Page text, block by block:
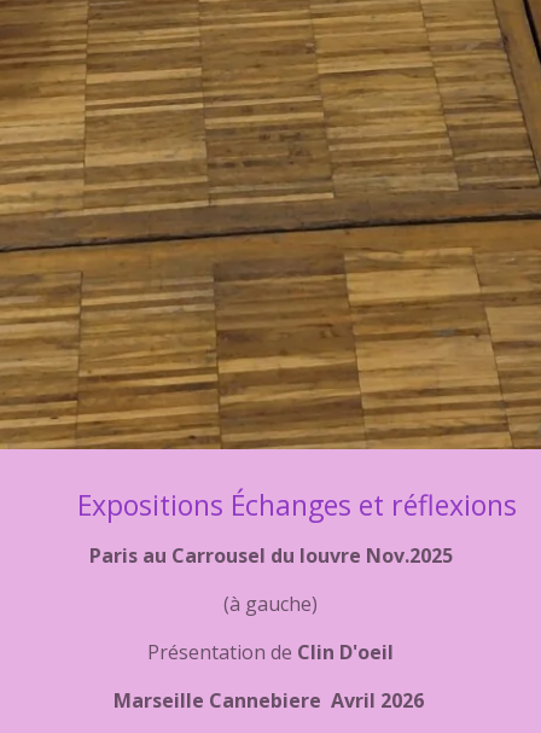
Expositions Échanges et réflexions
Paris au Carrousel du louvre Nov.2025
(à gauche)
Présentation de Clin D'oeil
Marseille Cannebiere Avril 2026